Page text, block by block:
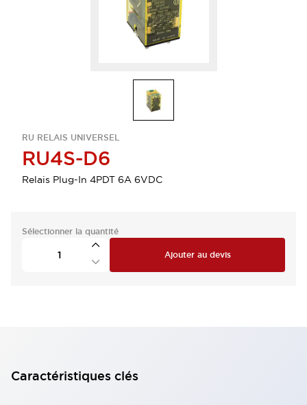
RU RELAIS UNIVERSEL
RU4S-D6
Relais Plug-In 4PDT 6A 6VDC
Sélectionner la quantité
Ajouter au devis
Caractéristiques clés